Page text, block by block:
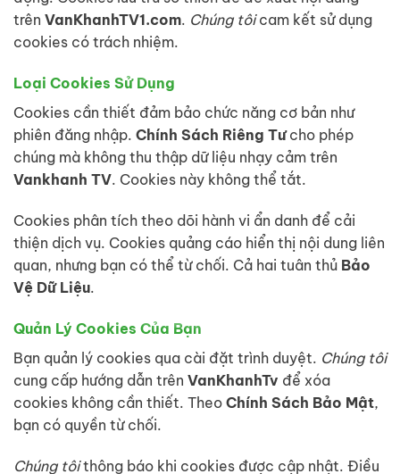
trên VanKhanhTV1.com. Chúng tôicam kết sử dụng
cookies có trách nhiệm.
Loại Cookies Sử Dụng
Cookies cần thiết đảm bảo chức năng cơ bản như
phiên đăng nhập. Chính Sách Riêng Tưcho phép
chúng mà không thu thập dữ liệu nhạy cảm trên
Vankhanh TV. Cookies này không thể tắt.
Cookies phân tích theo dõi hành vi ẩn danh để cải
thiện dịch vụ. Cookies quảng cáo hiển thị nội dung liên
quan, nhưng bạn có thể từ chối. Cả hai tuân thủ Bảo
Vệ Dữ Liệu.
Quản Lý Cookies Của Bạn
Bạn quản lý cookies qua cài đặt trình duyệt. Chúng tôi
cung cấp hướng dẫn trên VanKhanhTv để xóa
cookies không cần thiết. Theo Chính Sách Bảo Mật,
bạn có quyền từ chối.
Chúng tôithông báo khi cookies được cập nhật. Điều